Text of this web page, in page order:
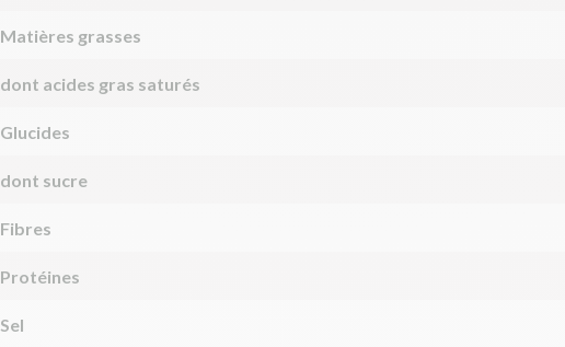
Matières grasses
dont acides gras saturés
Glucides
dont sucre
Fibres
Protéines
Sel